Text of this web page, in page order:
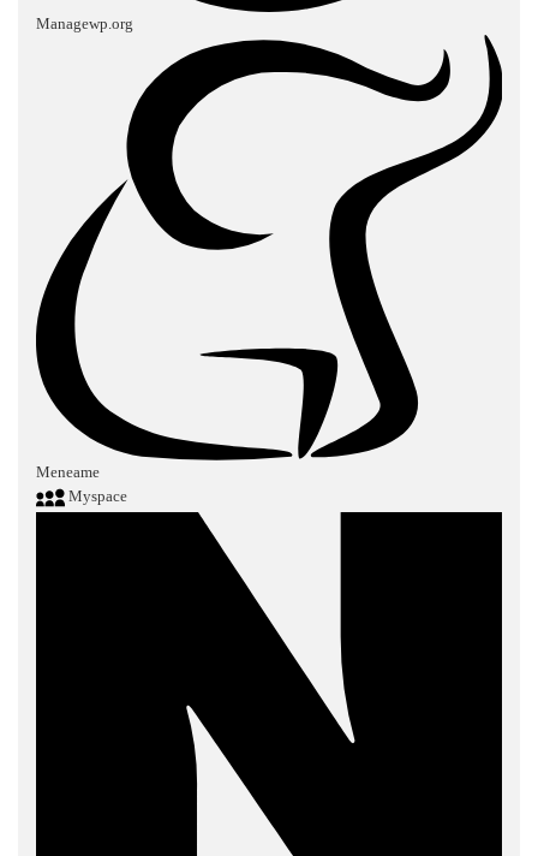
Managewp.org
Meneame
Myspace